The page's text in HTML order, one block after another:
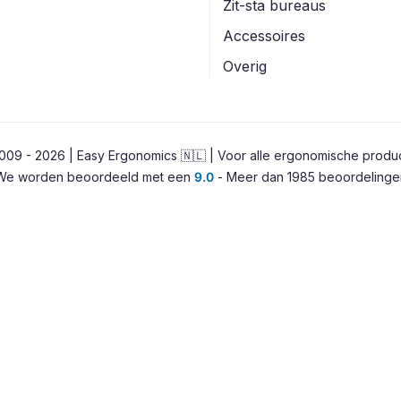
Zit-sta bureaus
Accessoires
Overig
- 2026 | Easy Ergonomics 🇳🇱 | Voor alle ergonomische
worden beoordeeld met een 9.0- Meer dan 1985